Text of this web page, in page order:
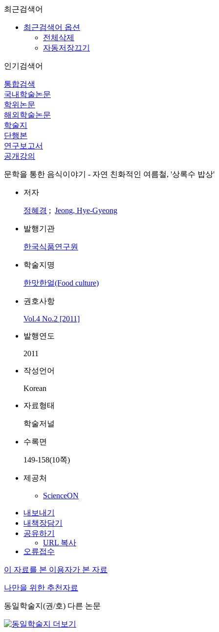
최근검색어
최근검색어 옵션
전체삭제
자동저장끄기
인기검색어
통합검색
국내학술논문
학위논문
해외학술논문
학술지
단행본
연구보고서
공개강의
문학을 통한 음식이야기 - 자연 친화적인 여름철, '상록수 밥상'
저자
정혜경 ; Jeong, Hye-Gyeong
발행기관
한국식품연구원
학술지명
한맛한얼(Food culture)
권호사항
Vol.4 No.2 [2011]
발행연도
2011
작성언어
Korean
자료형태
학술저널
수록면
149-158(10쪽)
제공처
ScienceON
내보내기
내책장담기
공유하기
URL 복사
오류접수
이 자료를 본 이용자가 본 자료
나만을 위한 추천자료
동일학술지(권/호) 다른 논문